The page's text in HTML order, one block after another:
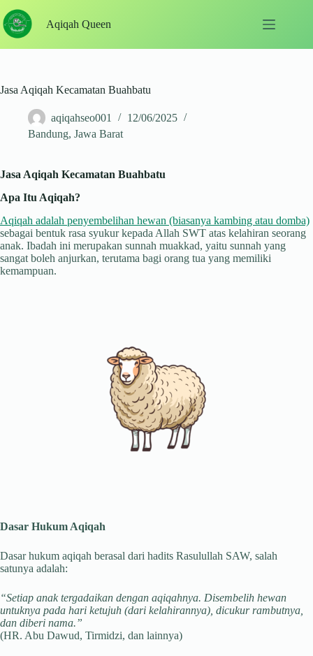
to
content
Aqiqah Queen
Jasa Aqiqah Kecamatan Buahbatu
aqiqahseo001
12/06/2025
Bandung, Jawa Barat
Jasa Aqiqah Kecamatan Buahbatu
Apa Itu Aqiqah?
Aqiqah adalah penyembelihan hewan (biasanya kambing atau domba)
sebagai bentuk rasa syukur kepada Allah SWT atas kelahiran seorang
anak. Ibadah ini merupakan sunnah muakkad, yaitu sunnah yang
sangat boleh anjurkan, terutama bagi orang tua yang memiliki
kemampuan.
Dasar Hukum Aqiqah
Dasar hukum aqiqah berasal dari hadits Rasulullah SAW, salah
satunya adalah:
“Setiap anak tergadaikan dengan aqiqahnya. Disembelih hewan
untuknya pada hari ketujuh (dari kelahirannya), dicukur rambutnya,
dan diberi nama.”
(HR. Abu Dawud, Tirmidzi, dan lainnya)